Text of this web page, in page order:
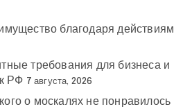
благодаря действиям
требования для бизнеса и
РФ 7 августа, 2026
о москалях не понравилось